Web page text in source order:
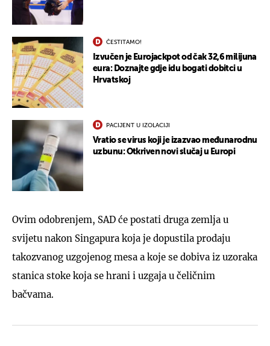
ČESTITAMO!
Izvučen je Eurojackpot od čak 32,6 milijuna
eura: Doznajte gdje idu bogati dobitci u
Hrvatskoj
PACIJENT U IZOLACIJI
Vratio se virus koji je izazvao međunarodnu
uzbunu: Otkriven novi slučaj u Europi
Ovim odobrenjem, SAD će postati druga zemlja u
svijetu nakon Singapura koja je dopustila prodaju
takozvanog uzgojenog mesa a koje se dobiva iz uzoraka
stanica stoke koja se hrani i uzgaja u čeličnim
bačvama.